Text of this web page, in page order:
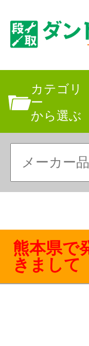
カテゴリ
ー
から選ぶ
熊本県で
きまして